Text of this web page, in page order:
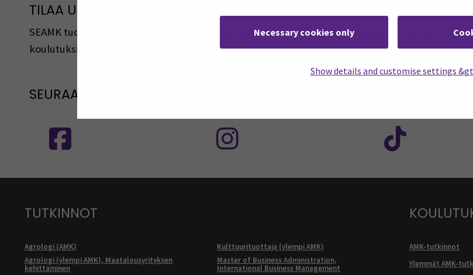
Necessary cookies only
Show details and customise settings
TILAA UUTISKIRJEITÄMME
SEAMK tuottaa uutiskirjeitä eri aiheista. Uutiskirjeemme ovat koosteita SEAMKin
koulutuksista, tapahtumista ja asioista.
SEURAA MEITÄ SOSIAALISESSA MEDIASSA
Seuraa meitä sosiaalisessa mediassa: SEAMK - FacebookSeuraa meitä sosiaalisessa mediassa: SEAMK
Seuraa
TUTKINNOT
Agrologi (AMK)
Agrologi (ylempi AMK), Maatalousyrityksen
kehittäminen
Kulttuurituottaja (ylempi AMK)
Master of Business Administration,
International Business Management
AMK-tutkinnot
Ylemmät AMK-